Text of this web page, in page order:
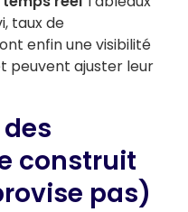
taux de
enfin une visibilité
peuvent ajuster leur
construit
pas)